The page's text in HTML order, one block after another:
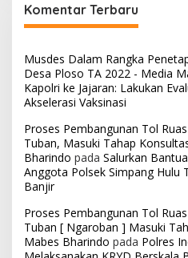
Komentar Terbaru
Musdes Dalam Rangka
Desa Ploso TA 2022 - Media
Kapolri ke Jajaran: Lakukan
Akselerasi Vaksinasi
Proses Pembangunan Tol
Tuban, Masuki Tahap
Bharindo pada Salurkan
Anggota Polsek Simpang Hulu
Banjir
Proses Pembangunan Tol
Tuban [ Ngaroban ] Masuki
Mabes Bharindo pada Polres